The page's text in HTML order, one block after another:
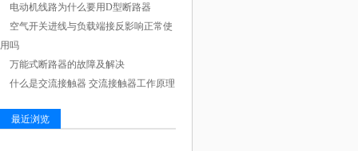
电动机线路为什么要用D型断路器
空气开关进线与负载端接反影响正常使
用吗
万能式断路器的故障及解决
什么是交流接触器 交流接触器工作原理
最近浏览